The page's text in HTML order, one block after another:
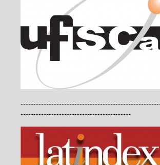
-------------------------------------------